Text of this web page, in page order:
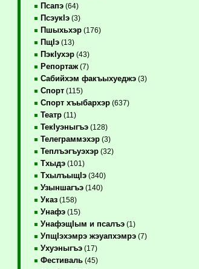
Псапэ(64)
ПсэукIэ(3)
Пшыхьхэр(176)
ПщIэ(13)
ПэкIухэр(43)
Репортаж(7)
Сабийхэм факъыхуеджэ(3)
Спорт(115)
Спорт хъыбархэр(637)
Театр(11)
ТекIуэныгъэ(128)
Телеграммэхэр(3)
Теплъэгъуэхэр(32)
Тхыдэ(101)
ТхылъыщIэ(340)
Узыншагъэ(140)
Указ(158)
Унафэ(15)
УнафэщIым и псалъэ(1)
УпщIэхэмрэ жэуапхэмрэ(7)
Ухуэныгъэ(17)
Фестиваль(45)